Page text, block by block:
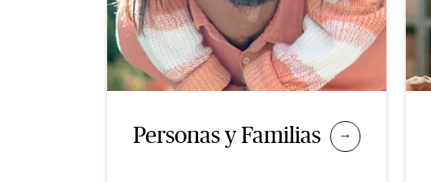
Personas y Familias